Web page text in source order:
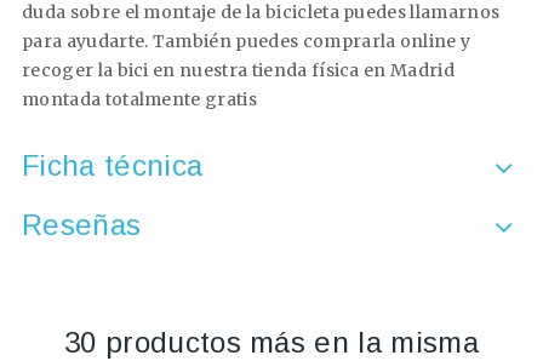
duda sobre el montaje de la bicicleta puedes llamarnos
para ayudarte. También puedes comprarla online y
recoger la bici en nuestra tienda física en Madrid
montada totalmente gratis
Ficha técnica
Reseñas
30 productos más en la misma